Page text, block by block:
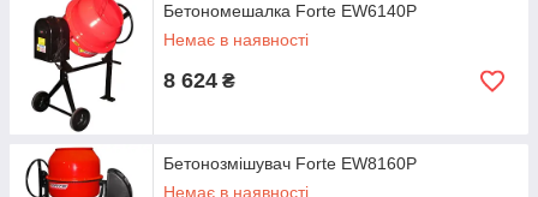
Бетономешалка Forte EW6140P
Немає в наявності
8 624 ₴
Бетонозмішувач Forte EW8160P
Немає в наявності